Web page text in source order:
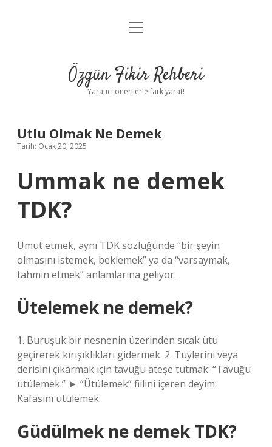
Gizlilik Politikası
Yasal Uyarı
menüyü
Özgün Fikir Rehberi
Yaratıcı önerilerle fark yarat!
Utlu Olmak Ne Demek
Tarih: Ocak 20, 2025
Ummak ne demek
TDK?
Umut etmek, aynı TDK sözlüğünde “bir şeyin
olmasını istemek, beklemek” ya da “varsaymak,
tahmin etmek” anlamlarına geliyor.
Ütelemek ne demek?
1. Buruşuk bir nesnenin üzerinden sıcak ütü
geçirerek kırışıklıkları gidermek. 2. Tüylerini veya
derisini çıkarmak için tavuğu ateşe tutmak: “Tavuğu
ütülemek.” ► “Ütülemek” fiilini içeren deyim:
Kafasını ütülemek.
Güdülmek ne demek TDK?